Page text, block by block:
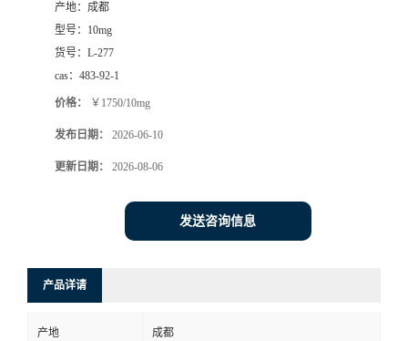
式
产地： 成都
型号： 10mg
货号： L-277
cas： 483-92-1
价格： ￥1750/10mg
发布日期： 2026-06-10
更新日期： 2026-08-06
发送咨询信息
产品详请
产地 成都